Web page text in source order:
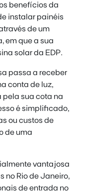
benefícios da
instalar painéis
de um
em que a sua
solar da EDP.
passa a receber
conta de luz,
pela sua cota na
é simplificado,
ou custos de
de uma
vantajosa
no Rio de Janeiro,
de entrada no